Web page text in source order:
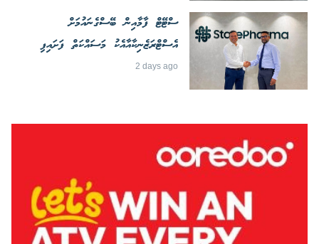
ސްޓޭޓް ފާމާއިން ބޭސްގެނައުމަށް
އެސްޓްރަޒެނިކާއާއެކު މަސައްކަތް ފަށައިފި
2 days ago